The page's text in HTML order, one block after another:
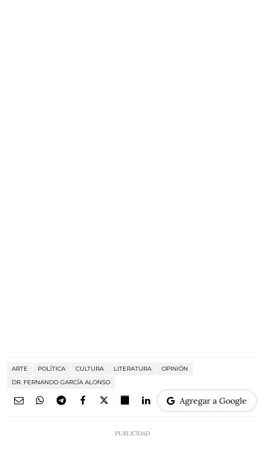
ARTE POLÍTICA CULTURA LITERATURA
OPINIÓN
DR. FERNANDO GARCÍA ALONSO
Agregar a Google